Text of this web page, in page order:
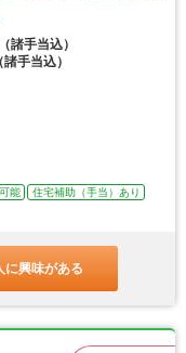
諸手当込）
手当込）
能
住宅補助（手当）あり
に興味がある